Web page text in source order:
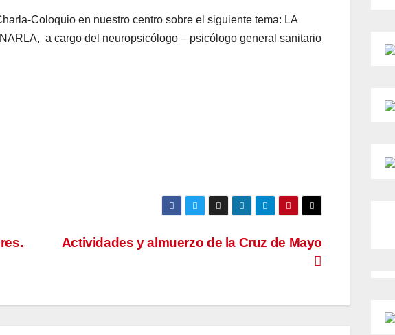
Coloquio en nuestro centro sobre el siguiente tema: LA
a cargo del neuropsicólogo – psicólogo general sanitario
Actividades y almuerzo de la Cruz de Mayo